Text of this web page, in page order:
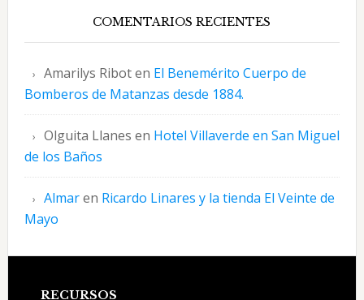
COMENTARIOS RECIENTES
Amarilys Riboten El Benemérito Cuerpo de
Bomberos de Matanzas desde 1884.
Olguita Llanes en Hotel Villaverde en San Miguel
de los Baños
Almaren Ricardo Linares y la tienda El Veinte de
Mayo
RECURSOS